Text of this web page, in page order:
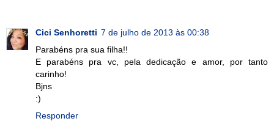
Cici Senhoretti 7 de julho de 2013 às 00:38
Parabéns pra sua filha!!
E parabéns pra vc, pela dedicação e amor, por tanto
carinho!
Bjns
:)
Responder